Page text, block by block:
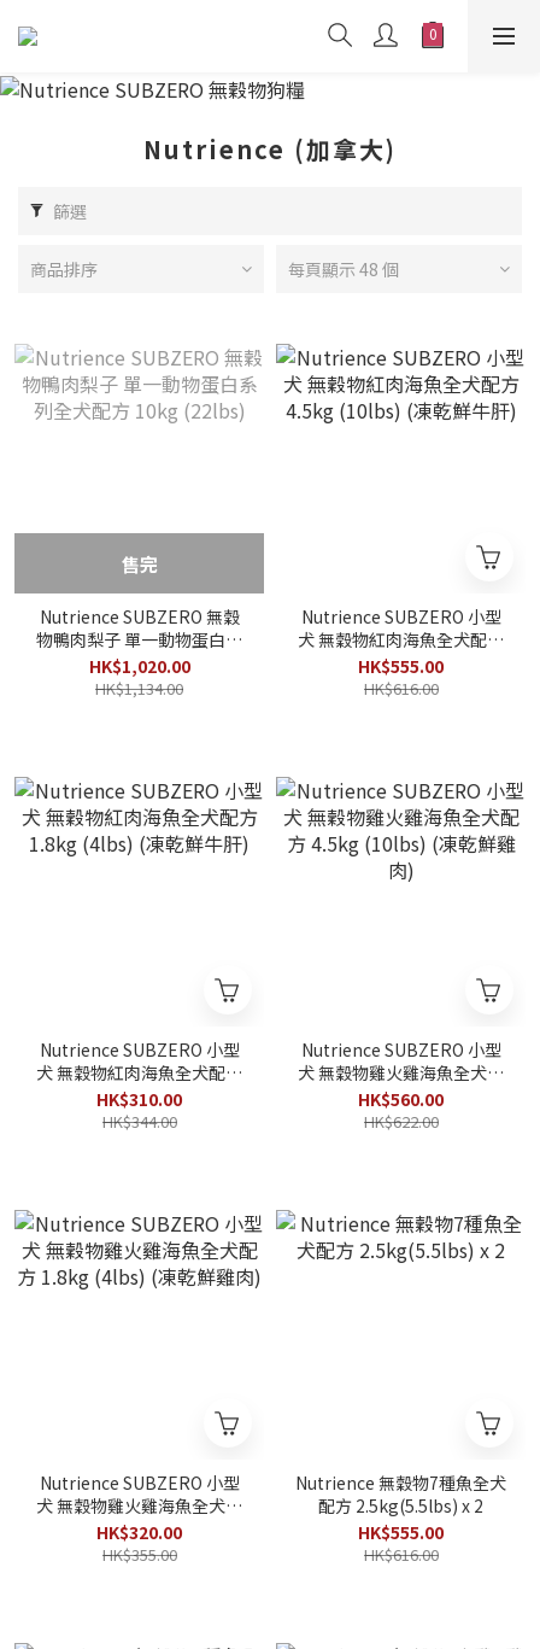
Nutrience (加拿大)
篩選
商品排序 每頁顯示 48 個
售完
Nutrience SUBZERO 無穀
物鴨肉梨子 單一動物蛋白系
列全犬配方 10kg (22lbs)
HK$1,020.00
HK$1,134.00
Nutrience SUBZERO 小型
犬 無穀物紅肉海魚全犬配方
4.5kg (10lbs) (凍乾鮮牛肝)
HK$555.00
HK$616.00
Nutrience SUBZERO 小型
犬 無穀物紅肉海魚全犬配方
1.8kg (4lbs) (凍乾鮮牛肝)
HK$310.00
HK$344.00
Nutrience SUBZERO 小型
犬 無穀物雞火雞海魚全犬配
方 4.5kg (10lbs) (凍乾鮮雞
肉)
HK$560.00
HK$622.00
Nutrience SUBZERO 小型
犬 無穀物雞火雞海魚全犬配
方 1.8kg (4lbs) (凍乾鮮雞肉)
HK$320.00
HK$355.00
Nutrience 無穀物7種魚全犬
配方 2.5kg(5.5lbs) x 2
HK$555.00
HK$616.00